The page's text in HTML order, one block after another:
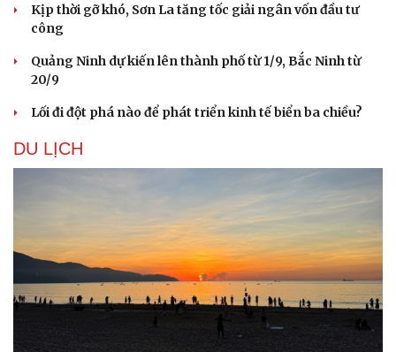
Kịp thời gỡ khó, Sơn La tăng tốc giải ngân vốn đầu tư
công
Quảng Ninh dự kiến lên thành phố từ 1/9, Bắc Ninh từ
20/9
Lối đi đột phá nào để phát triển kinh tế biển ba chiều?
DU LỊCH